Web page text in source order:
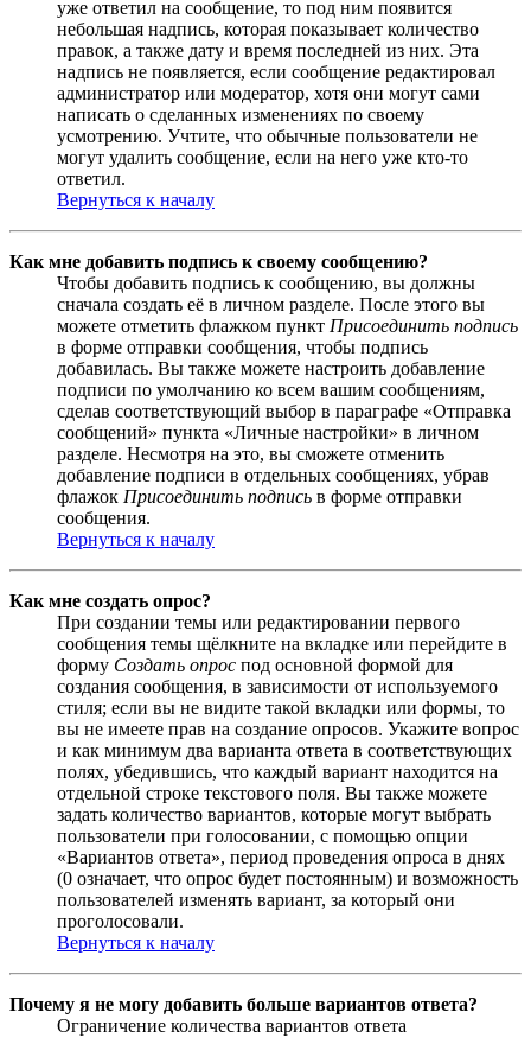
уже ответил на сообщение, то под ним появится
небольшая надпись, которая показывает количество
правок, а также дату и время последней из них. Эта
надпись не появляется, если сообщение редактировал
администратор или модератор, хотя они могут сами
написать о сделанных изменениях по своему
усмотрению. Учтите, что обычные пользователи не
могут удалить сообщение, если на него уже кто-то
ответил.
Вернуться к началу
Как мне добавить подпись к своему сообщению?
Чтобы добавить подпись к сообщению, вы должны
сначала создать её в личном разделе. После этого вы
можете отметить флажком пункт Присоединить подпись
в форме отправки сообщения, чтобы подпись
добавилась. Вы также можете настроить добавление
подписи по умолчанию ко всем вашим сообщениям,
сделав соответствующий выбор в параграфе «Отправка
сообщений» пункта «Личные настройки» в личном
разделе. Несмотря на это, вы сможете отменить
добавление подписи в отдельных сообщениях, убрав
флажок Присоединить подпись в форме отправки
сообщения.
Вернуться к началу
Как мне создать опрос?
При создании темы или редактировании первого
сообщения темы щёлкните на вкладке или перейдите в
форму Создать опрос под основной формой для
создания сообщения, в зависимости от используемого
стиля; если вы не видите такой вкладки или формы, то
вы не имеете прав на создание опросов. Укажите вопрос
и как минимум два варианта ответа в соответствующих
полях, убедившись, что каждый вариант находится на
отдельной строке текстового поля. Вы также можете
задать количество вариантов, которые могут выбрать
пользователи при голосовании, с помощью опции
«Вариантов ответа», период проведения опроса в днях
(0 означает, что опрос будет постоянным) и возможность
пользователей изменять вариант, за который они
проголосовали.
Вернуться к началу
Почему я не могу добавить больше вариантов ответа?
Ограничение количества вариантов ответа